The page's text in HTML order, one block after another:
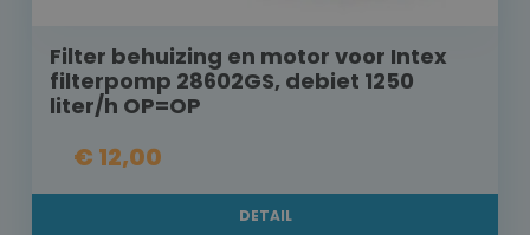
Filter behuizing en motor voor Intex
filterpomp 28602GS, debiet 1250
liter/h OP=OP
€ 12,00
DETAIL